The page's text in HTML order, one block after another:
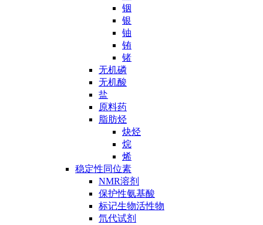
铟
银
铀
铕
锗
无机磷
无机酸
盐
原料药
脂肪烃
炔烃
烷
烯
稳定性同位素
NMR溶剂
保护性氨基酸
标记生物活性物
氘代试剂